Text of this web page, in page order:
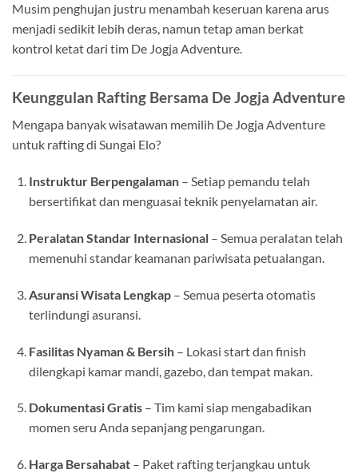
Musim penghujan justru menambah keseruan karena arus
menjadi sedikit lebih deras, namun tetap aman berkat
kontrol ketat dari tim De Jogja Adventure.
Keunggulan Rafting Bersama De Jogja Adventure
Mengapa banyak wisatawan memilih De Jogja Adventure
untuk rafting di Sungai Elo?
Instruktur Berpengalaman– Setiap pemandu telah
bersertifikat dan menguasai teknik penyelamatan air.
Peralatan Standar Internasional– Semua peralatan telah
memenuhi standar keamanan pariwisata petualangan.
Asuransi Wisata Lengkap– Semua peserta otomatis
terlindungi asuransi.
Fasilitas Nyaman & Bersih– Lokasi start dan finish
dilengkapi kamar mandi, gazebo, dan tempat makan.
Dokumentasi Gratis– Tim kami siap mengabadikan
momen seru Anda sepanjang pengarungan.
Harga Bersahabat– Paket rafting terjangkau untuk